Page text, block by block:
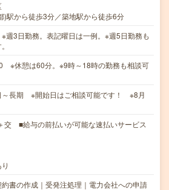
)駅から徒歩3分／築地駅から徒歩6分
週3日勤務。表記曜日は一例。※週5日勤務も
※休憩は60分。※9時～18時の勤務も相談可
～長期 ※開始日はご相談可能です！ ※8月
交 ■給与の前払いが可能な速払いサービス
約書の作成｜受発注処理｜電力会社への申請